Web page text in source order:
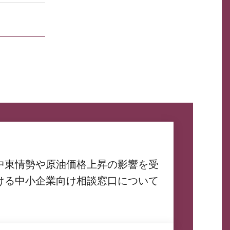
東情勢や原油価格上昇の影響を受
る中小企業向け相談窓口について